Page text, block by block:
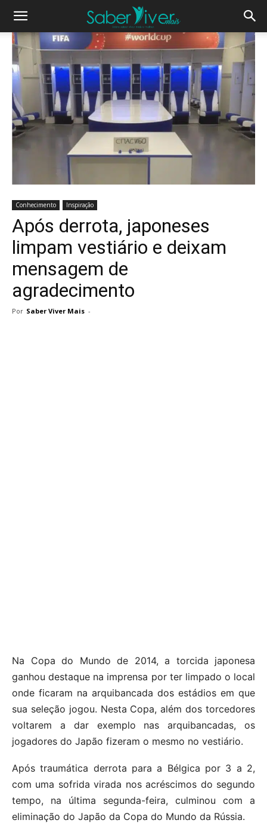
Conhecimento Inspiração
Após derrota, japoneses
limpam vestiário e deixam
mensagem de
agradecimento
Por Saber Viver Mais -
Na Copa do Mundo de 2014, a torcida japonesa
ganhou destaque na imprensa por ter limpado o local
onde ficaram na arquibancada dos estádios em que
sua seleção jogou. Nesta Copa, além dos torcedores
voltarem a dar exemplo nas arquibancadas, os
jogadores do Japão fizeram o mesmo no vestiário.
Após traumática derrota para a Bélgica por 3 a 2,
com uma sofrida virada nos acréscimos do segundo
tempo, na última segunda-feira, culminou com a
eliminação do Japão da Copa do Mundo da Rússia.